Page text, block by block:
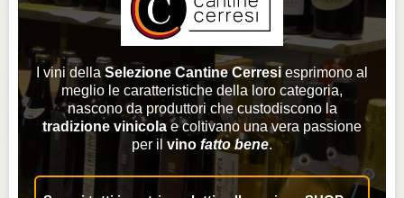
I vini della Selezione Cantine Cerresi esprimono al
meglio le caratteristiche della loro categoria,
nascono da produttori che custodiscono la
tradizione vinicolae coltivano una vera passione
per il vino fatto bene.